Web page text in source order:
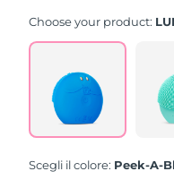
Choose your product:
Scegli il colore: Peek-A-